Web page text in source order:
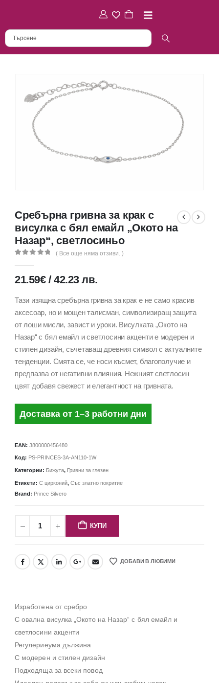
Сребърна гривна за крак с
висулка с бял емайл „Окото на
Назар“, светлосиньо
( Все още няма отзиви. )
21.59€ /42.23лв.
Тази изящна сребърна гривна за крак е не само красив
аксесоар, но и мощен талисман, символизиращ защита
от лоши мисли, завист и уроки. Висулката „Окото на
Назар“ с бял емайл и светлосини акценти е модерен и
стилен дизайн, съчетаващ древния символ с актуалните
тенденции. Смята се, че носи късмет, благополучие и
предпазва от негативни влияния. Нежният светлосин
цвят добавя свежест и елегантност на гривната.
Доставка от 1–3 работни дни
EAN: 3800000456480
Код: PS-PRINCES-3A-AN110-1W
Категории: Бижута, Гривни за глезен
Етикети: С цирконий, Със златно покритие
Brand: Prince Silvero
КУПИ
ДОБАВИ В ЛЮБИМИ
Изработена от сребро
С овална висулка „Окото на Назар“ с бял емайл и
светлосини акценти
Регулериеума дължина
С модерен и стилен дизайн
Подходяща за всеки повод